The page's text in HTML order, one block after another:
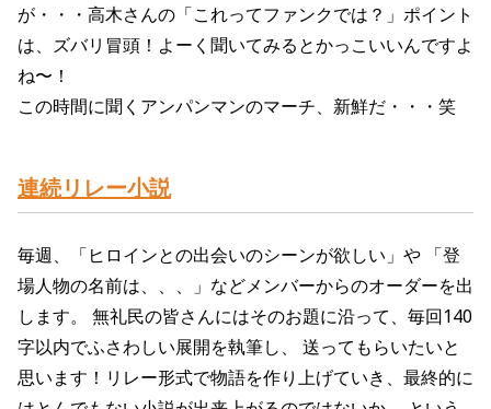
が・・・高木さんの「これってファンクでは？」ポイント
は、ズバリ冒頭！よーく聞いてみるとかっこいいんですよ
ね〜！
この時間に聞くアンパンマンのマーチ、新鮮だ・・・笑
連続リレー小説
毎週、「ヒ ロインとの出会いのシーンが欲しい」 や 「登
場人物の名前は、、、」などメンバーからのオーダーを出
します。 無礼民の皆さんにはそのお題に沿って、 毎回140
字以内でふさわしい展開を執筆し、 送ってもらいたいと
思います！ リレー形式で物語を作り上げていき、 最終的に